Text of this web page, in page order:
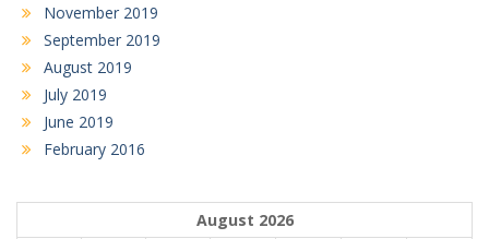
November 2019
September 2019
August 2019
July 2019
June 2019
February 2016
August 2026